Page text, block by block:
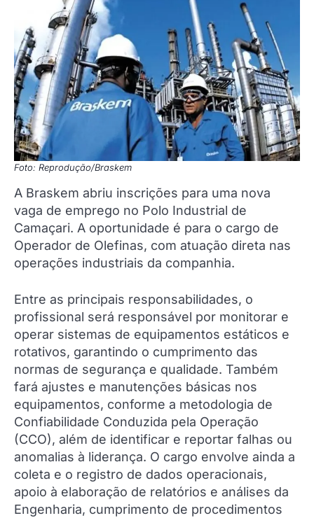
Foto: Reprodução/Braskem
A Braskem abriu inscrições para uma nova
vaga de emprego no Polo Industrial de
Camaçari. A oportunidade é para o cargo de
Operador de Olefinas, com atuação direta nas
operações industriais da companhia.
Entre as principais responsabilidades, o
profissional será responsável por monitorar e
operar sistemas de equipamentos estáticos e
rotativos, garantindo o cumprimento das
normas de segurança e qualidade. Também
fará ajustes e manutenções básicas nos
equipamentos, conforme a metodologia de
Confiabilidade Conduzida pela Operação
(CCO), além de identificar e reportar falhas ou
anomalias à liderança. O cargo envolve ainda a
coleta e o registro de dados operacionais,
apoio à elaboração de relatórios e análises da
Engenharia, cumprimento de procedimentos